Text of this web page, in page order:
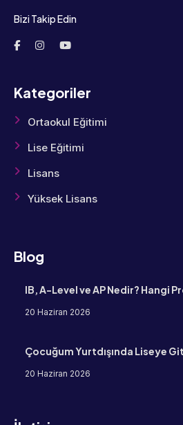
Bizi Takip Edin
Kategoriler
Ortaokul Eğitimi
Lise Eğitimi
Lisans
Yüksek Lisans
Blog
IB, A-Level ve AP Nedir? Hangi
20 Haziran 2026
Çocuğum Yurtdışında Liseye
20 Haziran 2026